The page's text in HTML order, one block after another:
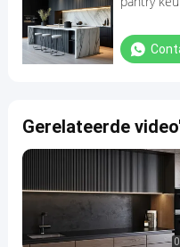
Gerelateerde